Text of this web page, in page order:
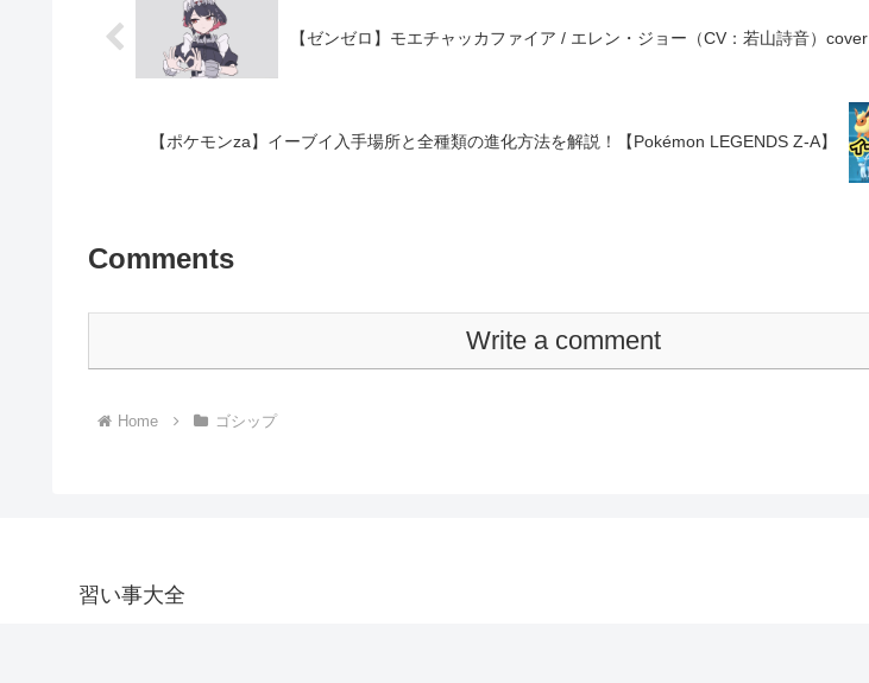
【ゼンゼロ】モエチャッカファイア / エレン・ジョー（CV：若山詩音）cover
【ポケモンza】イーブイ入手場所と全種類の進化方法を解説！【Pokémon LEGENDS Z-A】
Comments
Write a comment
Home ゴシップ
習い事大全